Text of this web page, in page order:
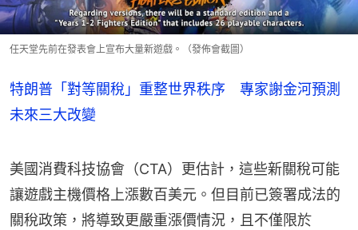
任天堂先前在發表會上宣布大量新遊戲。（發佈會截圖）
特朗普「對等關稅」重整世界秩序 專家謝金河預測
未來三大改變
美國消費科技協會（CTA）更估計，這些新關稅可能
讓遊戲主機價格上漲數百美元。但目前已簽署成法的
關稅政策，將導致更嚴重漲價情況，且不僅限於